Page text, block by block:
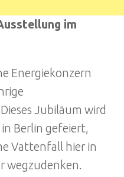
im
Energiekonzern
Jubiläum wird
Berlin gefeiert,
Vattenfall hier in
wegzudenken.